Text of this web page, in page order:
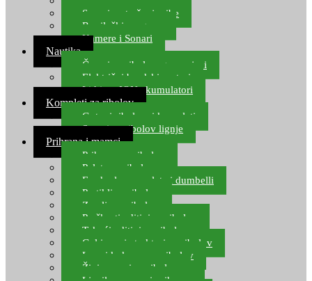
Sonari za traženje ribe
Ronilački program
Kamere i Sonari
Nautika
Čamci za ribolov, gumenjaci
Električni brodski motori
Lithium ION akumulatori
Kompleti za ribolov
Gotovi ribolovni kompleti
Setovi za ribolov lignje
Prihrana i mamci
Prihrana za ribolov
Pelete za ribolov
Feeder lovne pelete i dumbelli
Partikli za ribolov
Zemlja za ribolov
Praškasti aditivi za ribolov
Tekući aditivi za ribolov
Gel i sprej atraktori za ribolov
Lovni kukuruz za ribolov
Živi mamci za ribolov